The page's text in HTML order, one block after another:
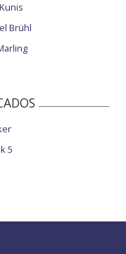
Brühl
5